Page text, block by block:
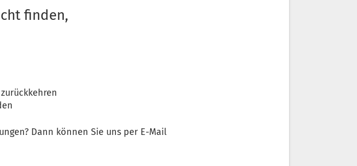
finden,
Dann können Sie uns per E-Mail